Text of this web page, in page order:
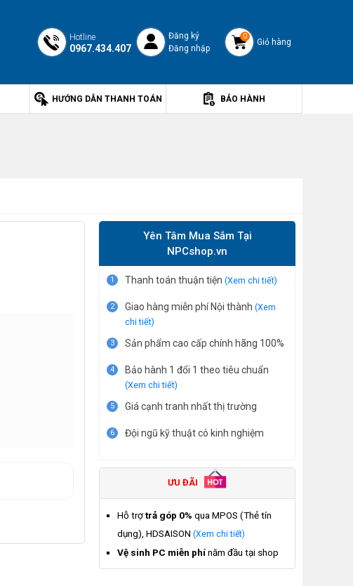
Hotline
0967.434.407
Đăng ký
Đăng nhập
0
Giỏ hàng
HƯỚNG DẪN THANH TOÁN BẢO HÀNH
Yên Tâm Mua Sắm Tại
NPCshop.vn
1 Thanh toán thuận tiện (Xem chi tiết)
2 Giao hàng miễn phí Nội thành (Xem
chi tiết)
3 Sản phẩm cao cấp chính hãng 100%
4 Bảo hành 1 đổi 1 theo tiêu chuẩn
(Xem chi tiết)
5 Giá cạnh tranh nhất thị trường
6 Đội ngũ kỹ thuật có kinh nghiệm
ƯU ĐÃI
Hỗ trợtrả góp 0% qua MPOS (Thẻ tín
dụng), HDSAISON (Xem chi tiết)
Vệ sinh PC miễn phínăm đầu tại shop